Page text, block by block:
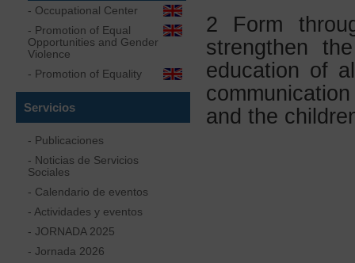
- Occupational Center
- Promotion of Equal
Opportunities and Gender
Violence
- Promotion of Equality
Servicios
- Publicaciones
- Noticias de Servicios
Sociales
- Calendario de eventos
- Actividades y eventos
- JORNADA 2025
- Jornada 2026
2 Form
strengthen
education of
and the